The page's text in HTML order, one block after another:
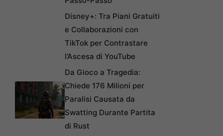
Disney+: Tra Piani Gratuiti
e Collaborazioni con
TikTok per Contrastare
l’Ascesa di YouTube
Da Gioco a Tragedia:
Chiede 176 Milioni per
Paralisi Causata da
Swatting Durante Partita
di Rust